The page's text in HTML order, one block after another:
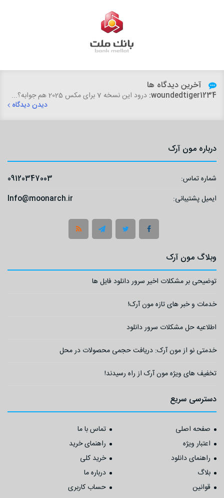
آخرین دیدگاه ها
woundedtiger1234: درود این نسخه 7 برای مکس 2025 هم جوابه؟...
دیدن دیدگاه
درباره مون آرک
شماره تماس:
09120347003
ایمیل پشتیبانی:
Info@moonarch.ir
وبلاگ مون آرک
توضیحی بر مشکلات اخیر سرور دانلود فایل ها
خدمات و خبر های تازه مون آرک!
اطلاعیه حل مشکلات سرور دانلود
خدمتی نو از مون آرک: دریافت حجمی محصولات در محل
تخفیف های ویژه مون آرک از راه رسیدند!
دسترسی سریع
صفحه اصلی
تماس با ما
اعتبار ویژه
راهنمای خرید
راهنمای دانلود
خرید کلی
بلاگ
درباره ما
قوانین
حساب کاربری